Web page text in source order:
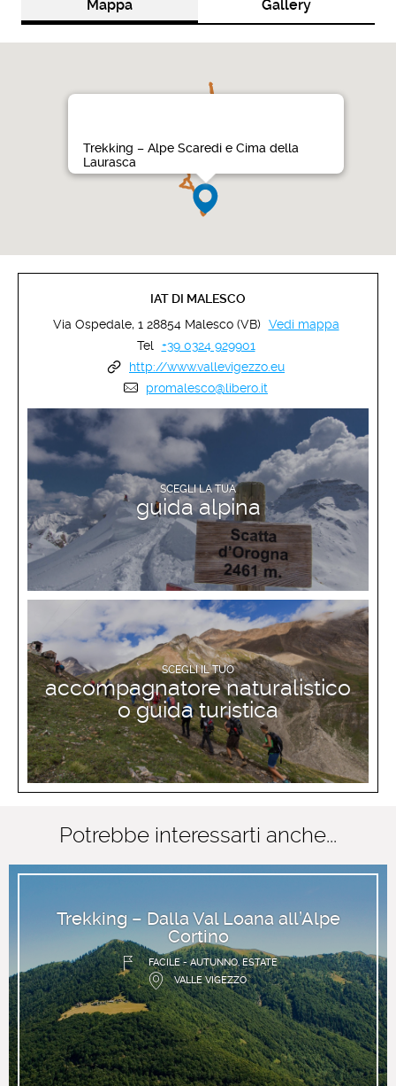
Mappa Gallery
Trekking – Alpe Scaredi e Cima della
Laurasca
SCEGLI LA TUA
guida alpina
SCOPRI DI PIÙ
IAT DI MALESCO
Via Ospedale, 1 28854 Malesco (VB) Vedi mappa
Tel
+39 0324 929901
http://www.vallevigezzo.eu
promalesco@libero.it
SCEGLI IL TUO
accompagnatore naturalistico
o guida turistica
SCOPRI DI PIÙ
Potrebbe interessarti anche...
Trekking – Dalla Val Loana all’Alpe
Cortino
FACILE - AUTUNNO, ESTATE
VALLE VIGEZZO